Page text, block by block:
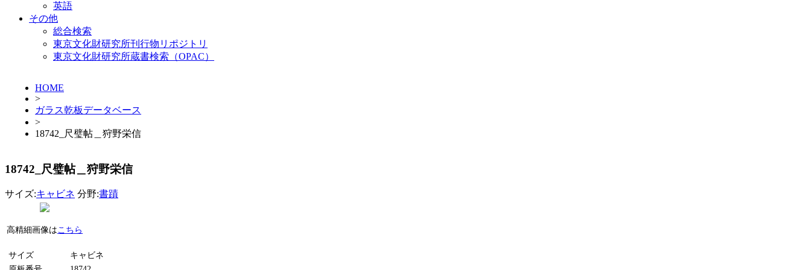
英語
その他
総合検索
東京文化財研究所刊行物リポジトリ
東京文化財研究所蔵書検索（OPAC）
HOME
>
ガラス乾板データベース
>
18742_尺璧帖＿狩野栄信
18742_尺璧帖＿狩野栄信
サイズ:キャビネ 分野:書蹟
高精細画像はこちら
サイズ
キャビネ